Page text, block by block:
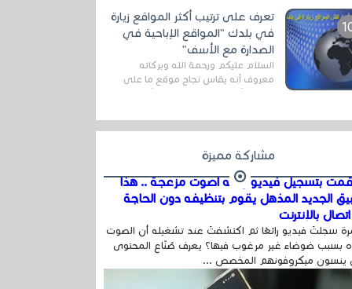
الخاصة بالبرامج والتطبيقات في هذا
المج...
تعرف على ترتيب أكثر المواقع زيارة
في بلدك "المواقع الإباحية في
الصدارة مع الأسف"
السلام عليكم ورحمة الله وبركاته
معروف أنه يقاس نجاح موقع ما على
في...
مشاركة مميزة
بتسجيل فيديو وفيه أصوت مزعجة .. هذا
الجديد المذهل يقوم بتنظيفه دون الحاجة
بالإنترنت
سجلتَ فيديو رائعًا ثم اكتشفتَ عند تشغيله أن الصوت
بسبب ضوضاء غير مرغوب فيها؟ يعرف صُنّاع المحتوى
ينسون ميكروفونهم المخصص ...